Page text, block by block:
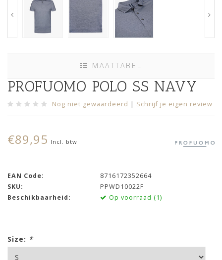
MAATTABEL
PROFUOMO POLO SS NAVY
Nog niet gewaardeerd | Schrijf je eigen review
€89,95 Incl. btw
EAN Code:
8716172352664
SKU:
PPWD10022F
Beschikbaarheid:
Op voorraad (1)
Size: *